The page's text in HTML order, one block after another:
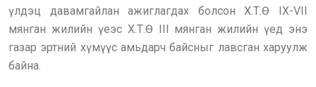
үлдэц давамгайлан ажиглагдах болсон Х.Т.Ө IX-VII
мянган жилийн үеэс Х.Т.Ө III мянган жилийн үед энэ
газар эртний хүмүүс амьдарч байсныг лавсган харуулж
байна.